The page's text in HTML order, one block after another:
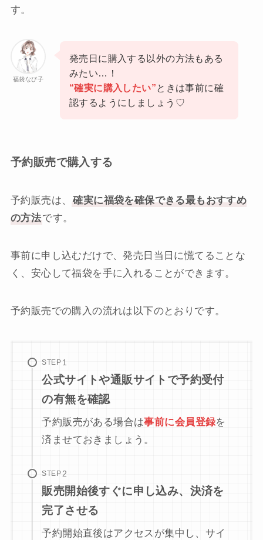
す。
福袋なび子
発売日に購入する以外の方法もある
みたい…！
“確実に購入したい” ときは事前に確
認するようにしましょう♡
予約販売で購入する
予約販売は、
確実に福袋を確保できる最もおすすめ
の方法です。
事前に申し込むだけで、発売日当日に慌てることな
く、安心して福袋を手に入れることができます。
予約販売での購入の流れは以下のとおりです。
STEP
公式サイトや通販サイトで予約受付
の有無を確認
予約販売がある場合は事前に会員登録を
済ませておきましょう。
STEP
販売開始後すぐに申し込み、決済を
完了させる
予約開始直後はアクセスが集中し、サイ